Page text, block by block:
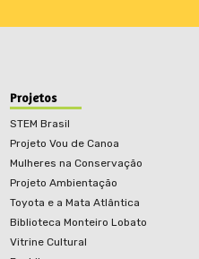
Projetos
STEM Brasil
Projeto Vou de Canoa
Mulheres na Conservação
Projeto Ambientação
Toyota e a Mata Atlântica
Biblioteca Monteiro Lobato
Vitrine Cultural